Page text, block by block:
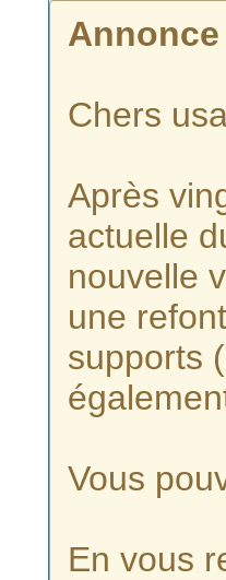
Annonce
Chers
Après
actuelle
nouvelle
une
supports
Vous
En vous